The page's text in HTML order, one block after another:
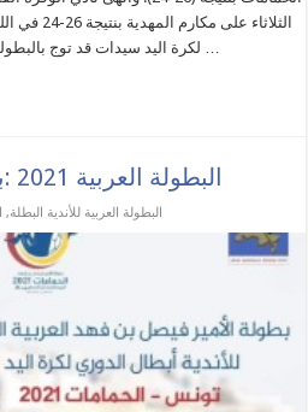
الثلاثاء
لكرة اليد سيدات قد توج بالبطولة العربية اليوم أيضا على حساب ادي …
البطولة العربية 2021 :برنامج الدور ربع النهائي
البطولة العربية للأندية البطلة,